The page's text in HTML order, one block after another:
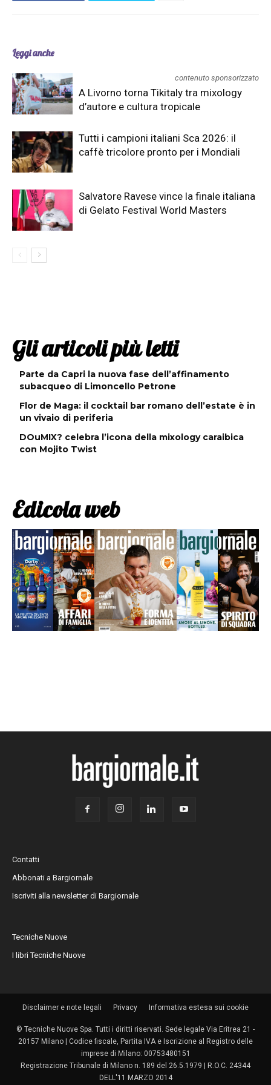
Leggi anche
contenuto sponsorizzato
A Livorno torna Tikitaly tra mixology
d’autore e cultura tropicale
Tutti i campioni italiani Sca 2026: il
caffè tricolore pronto per i Mondiali
Salvatore Ravese vince la finale italiana
di Gelato Festival World Masters
Gli articoli più letti
Parte da Capri la nuova fase dell’affinamento
subacqueo di Limoncello Petrone
Flor de Maga: il cocktail bar romano dell’estate è in
un vivaio di periferia
DOuMIX? celebra l’icona della mixology caraibica
con Mojito Twist
Edicola web
Contatti
Abbonati a Bargiornale
Iscriviti alla newsletter di Bargiornale
Tecniche Nuove
I libri Tecniche Nuove
Disclaimer e note legali Privacy Informativa estesa sui cookie
© Tecniche Nuove Spa. Tutti i diritti riservati. Sede legale Via Eritrea 21 -
20157 Milano | Codice fiscale, Partita IVA e Iscrizione al Registro delle
imprese di Milano: 00753480151
Registrazione Tribunale di Milano n. 189 del 26.5.1979 | R.O.C. 24344
DELL'11 MARZO 2014